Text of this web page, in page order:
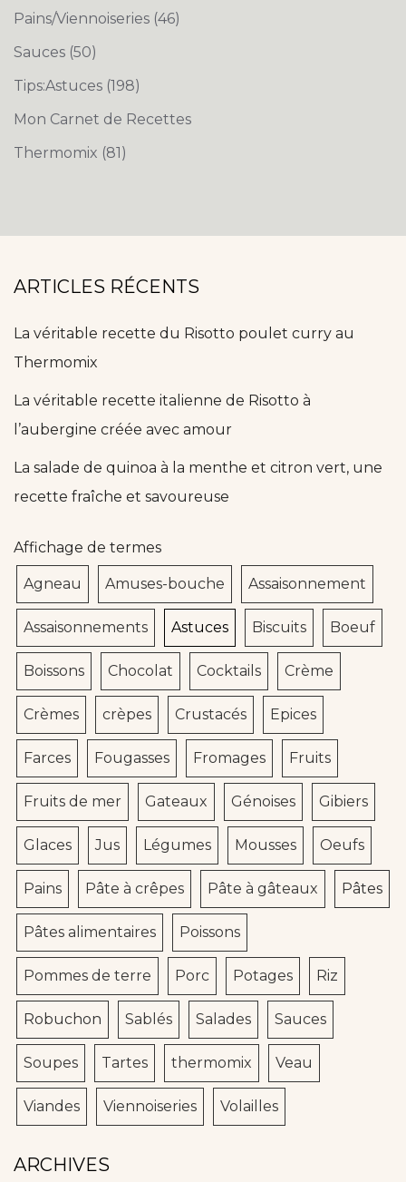
Pains/Viennoiseries (46)
Sauces (50)
Tips:Astuces (198)
Mon Carnet de Recettes
Thermomix (81)
ARTICLES RÉCENTS
La véritable recette du Risotto poulet curry au
Thermomix
La véritable recette italienne de Risotto à
l’aubergine créée avec amour
La salade de quinoa à la menthe et citron vert, une
recette fraîche et savoureuse
Affichage de termes
Agneau Amuses-bouche Assaisonnement
Assaisonnements Astuces Biscuits Boeuf
Boissons Chocolat Cocktails Crème
Crèmes crèpes Crustacés Epices
Farces Fougasses Fromages Fruits
Fruits de mer Gateaux Génoises Gibiers
Glaces Jus Légumes Mousses Oeufs
Pains Pâte à crêpes Pâte à gâteaux Pâtes
Pâtes alimentaires Poissons
Pommes de terre Porc Potages Riz
Robuchon Sablés Salades Sauces
Soupes Tartes thermomix Veau
Viandes Viennoiseries Volailles
ARCHIVES